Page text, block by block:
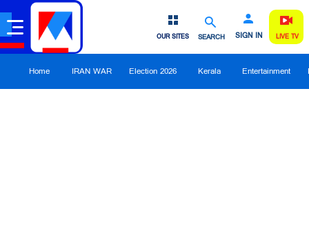
SEARCH SIGN IN
OUR SITES LIVE TV
Home IRAN WAR Election 2026 Kerala Entertainment